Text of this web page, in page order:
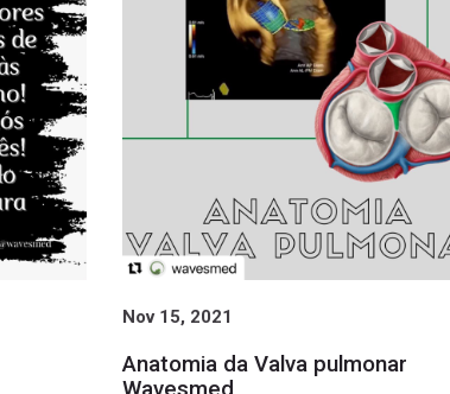
Nov 15, 2021
Anatomia da Valva pulmonar